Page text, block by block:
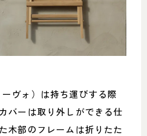
ヴォ）は持ち運びする際
バーは取り外しができる仕
木部のフレームは折りたた